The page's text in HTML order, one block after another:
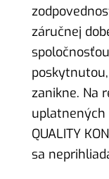
záručnej
spoločnosťou
zanikne. Na
uplatnených
QUALITY
sa